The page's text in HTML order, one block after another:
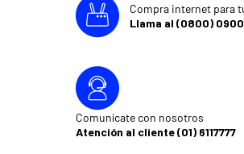
Compra internet para
Llama al (0800)
Comunícate con nosotros
Atención al cliente (01) 6117777